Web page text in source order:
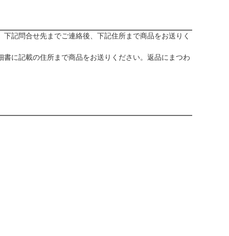
記問合せ先までご連絡後、下記住所まで商品をお送りく
に記載の住所まで商品をお送りください。返品にまつわ